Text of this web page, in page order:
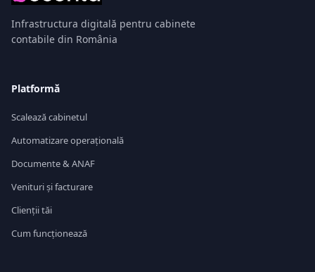
Infrastructura digitală pentru cabinete
contabile din România
Platformă
Scalează cabinetul
Automatizare operațională
Documente & ANAF
Venituri și facturare
Clienții tăi
Cum funcționează